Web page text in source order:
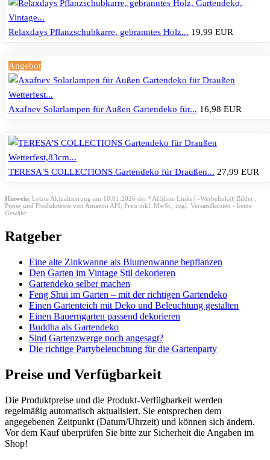
Relaxdays Pflanzschubkarre, gebranntes Holz... 19,99 EUR
Angebot
Axafnev Solarlampen für Außen Gartendeko für... 16,98 EUR
TERESA'S COLLECTIONS Gartendeko für Draußen... 27,99 EUR
Hinweis: Letzte Aktualisierung am 18.01.2026 der *Affiliate Links (=Werbelinks)| Bilder ,
Preise und Produkttexte von Amazon API, Preis inkl. MwSt., zzgl. Versandkosten - keine
Gewähr
Ratgeber
Eine alte Zinkwanne als Blumenwanne bepflanzen
Den Garten im Vintage Stil dekorieren
Gartendeko selber machen
Feng Shui im Garten – mit der richtigen Gartendeko
Einen Gartenteich mit Deko und Beleuchtung gestalten
Einen Bauerngarten passend dekorieren
Buddha als Gartendeko
Sind Gartenzwerge noch angesagt?
Die richtige Partybeleuchtung für die Gartenparty
Preise und Verfügbarkeit
Die Produktpreise und die Produkt-Verfügbarkeit werden
regelmäßig automatisch aktualisiert. Sie entsprechen dem
angegebenen Zeitpunkt (Datum/Uhrzeit) und können sich ändern.
Vor dem Kauf überprüfen Sie bitte zur Sicherheit die Angaben im
Shop!